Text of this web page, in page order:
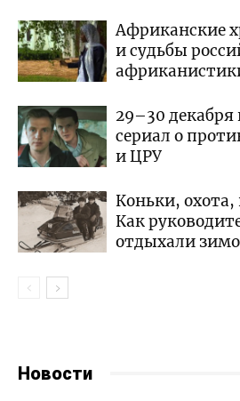
Африканские
и судьбы
29–30
сериал о
и ЦРУ
Коньки, охота,
Как
отдыхали
Новости